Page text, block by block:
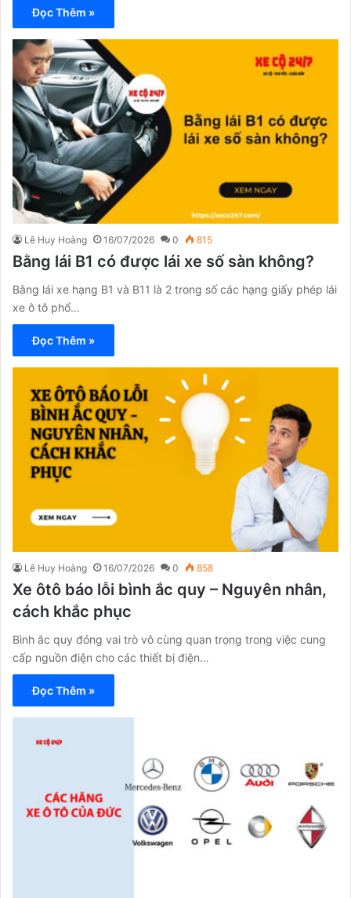
Đọc Thêm »
Lê Huy Hoàng 16/07/2026 0 815
Bằng lái B1 có được lái xe số sàn không?
Bằng lái xe hạng B1 và B11 là 2 trong số các hạng giấy phép lái
xe ô tô phổ…
Đọc Thêm »
Lê Huy Hoàng 16/07/2026 0 858
Xe ôtô báo lỗi bình ắc quy – Nguyên nhân,
cách khắc phục
Bình ắc quy đóng vai trò vô cùng quan trọng trong việc cung
cấp nguồn điện cho các thiết bị điện…
Đọc Thêm »